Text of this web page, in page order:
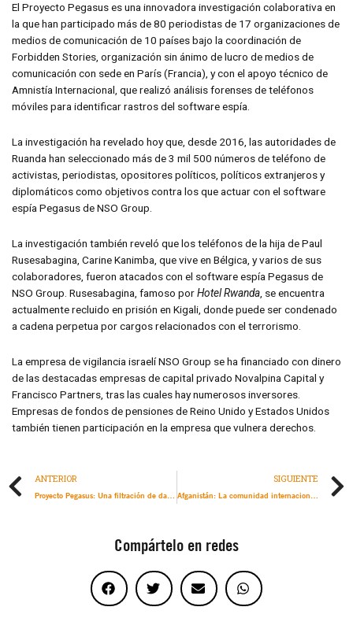
El Proyecto Pegasus es una innovadora investigación colaborativa en
la que han participado más de 80 periodistas de 17 organizaciones de
medios de comunicación de 10 países bajo la coordinación de
Forbidden Stories, organización sin ánimo de lucro de medios de
comunicación con sede en París (Francia), y con el apoyo técnico de
Amnistía Internacional, que realizó análisis forenses de teléfonos
móviles para identificar rastros del software espía.
La investigación ha revelado hoy que, desde 2016, las autoridades de
Ruanda han seleccionado más de 3 mil 500 números de teléfono de
activistas, periodistas, opositores políticos, políticos extranjeros y
diplomáticos como objetivos contra los que actuar con el software
espía Pegasus de NSO Group.
La investigación también reveló que los teléfonos de la hija de Paul
Rusesabagina, Carine Kanimba, que vive en Bélgica, y varios de sus
colaboradores, fueron atacados con el software espía Pegasus de
NSO Group. Rusesabagina, famoso porHotel Rwanda , se encuentra
actualmente recluido en prisión en Kigali, donde puede ser condenado
a cadena perpetua por cargos relacionados con el terrorismo.
La empresa de vigilancia israelí NSO Group se ha financiado con dinero
de las destacadas empresas de capital privado Novalpina Capital y
Francisco Partners, tras las cuales hay numerosos inversores.
Empresas de fondos de pensiones de Reino Unido y Estados Unidos
también tienen participación en la empresa que vulnera derechos.
ANTERIOR
Proyecto Pegasus: Una filtración de datos masiva revela que el software espía de la empresa israelí NSO Group se utiliza para atacar a activistas, periodistas y figuras políticas en todo el mundo
SIGUIENTE
Afganistán: La comunidad internacional debe actuar decisivamente para evitar una tragedia mayor
Compártelo en redes